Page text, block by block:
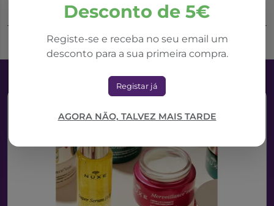
Desconto de 5€
Registe-se e receba no seu email um
desconto para a sua primeira compra.
Registar já
AGORA NÃO, TALVEZ MAIS TARDE
Adicionar ao Carrinho Adicionar ao Carrinho